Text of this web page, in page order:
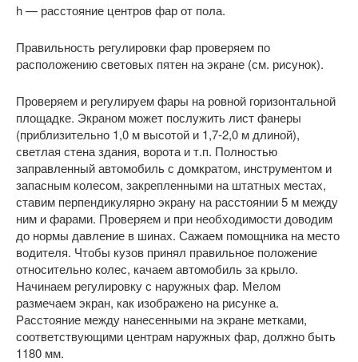
h — расстояние центров фар от пола.
Правильность регулировки фар проверяем по
расположению световых пятен на экране (см. рисунок).
Проверяем и регулируем фары на ровной горизонтальной
площадке. Экраном может послужить лист фанеры
(приблизительно 1,0 м высотой и 1,7-2,0 м длиной),
светлая стена здания, ворота и т.п. Полностью
заправленный автомобиль с домкратом, инструментом и
запасным колесом, закрепленными на штатных местах,
ставим перпендикулярно экрану на расстоянии 5 м между
ним и фарами. Проверяем и при необходимости доводим
до нормы давление в шинах. Сажаем помощника на место
водителя. Чтобы кузов принял правильное положение
относительно колес, качаем автомобиль за крыло.
Начинаем регулировку с наружных фар. Мелом
размечаем экран, как изображено на рисунке а.
Расстояние между нанесенными на экране метками,
соответствующими центрам наружных фар, должно быть
1180 мм.